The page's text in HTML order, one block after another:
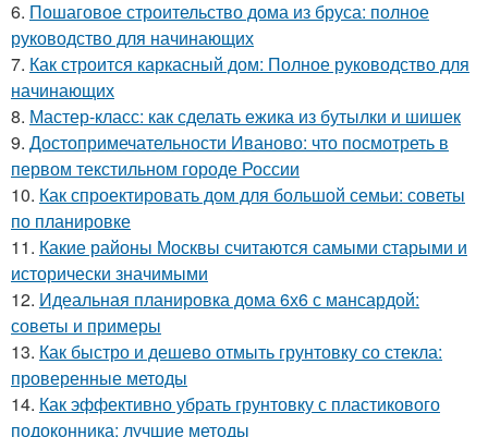
6. Пошаговое строительство дома из бруса: полное
руководство для начинающих
7. Как строится каркасный дом: Полное руководство для
начинающих
8. Мастер-класс: как сделать ежика из бутылки и шишек
9. Достопримечательности Иваново: что посмотреть в
первом текстильном городе России
10. Как спроектировать дом для большой семьи: советы
по планировке
11. Какие районы Москвы считаются самыми старыми и
исторически значимыми
12. Идеальная планировка дома 6х6 с мансардой:
советы и примеры
13. Как быстро и дешево отмыть грунтовку со стекла:
проверенные методы
14. Как эффективно убрать грунтовку с пластикового
подоконника: лучшие методы